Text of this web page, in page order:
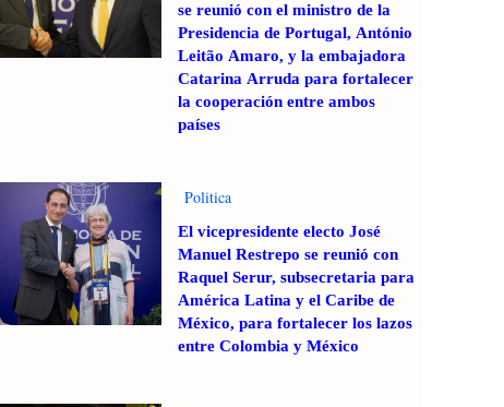
se reunió con el ministro de la
Presidencia de Portugal, António
Leitão Amaro, y la embajadora
Catarina Arruda para fortalecer
la cooperación entre ambos
países
Politica
El vicepresidente electo José
Manuel Restrepo se reunió con
Raquel Serur, subsecretaria para
América Latina y el Caribe de
México, para fortalecer los lazos
entre Colombia y México